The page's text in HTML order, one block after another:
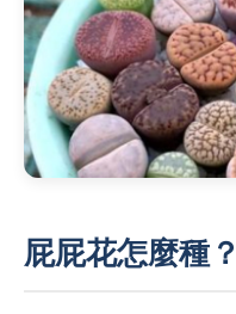
屁屁花怎麼種